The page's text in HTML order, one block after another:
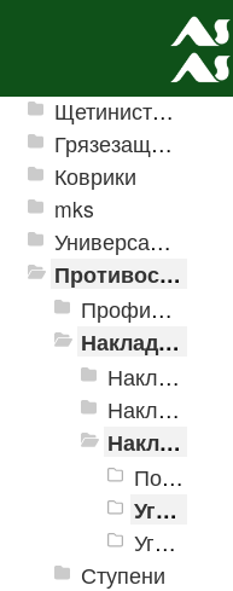
Ячеистые грязезащитные покрытия
Щетинистые покрытия
Грязезащитные, влаговпитывающие покрытия
Коврики
mks
Универсальные модульные покрытия
Противоскользящая защита для лестниц, профили, ленты
Профили алюминиевые с резиновой вставкой
Накладки противоскользящие резиновые
Накладки самоклеящиеся «Евроступень»
Накладки «AntiSplash»
Накладки противоскользящие из каучука
Полоса из каучука 35x4 мм, 24 м
Угол узкий (25 x 10 мм) из каучука, 14,4 м
Угол широкий (45 x 20 мм) из каучука, 14,4 м
Ступени